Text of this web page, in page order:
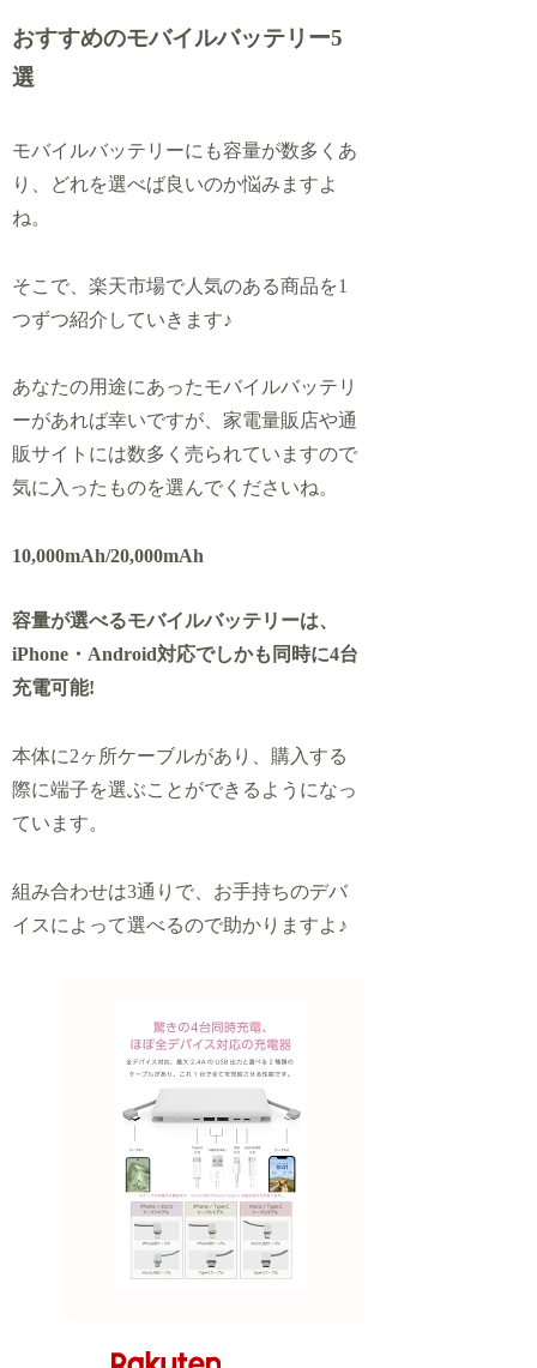
おすすめのモバイルバッテリー5
選
モバイルバッテリーにも容量が数多くあ
り、どれを選べば良いのか悩みますよ
ね。
そこで、楽天市場で人気のある商品を1
つずつ紹介していきます♪
あなたの用途にあったモバイルバッテリ
ーがあれば幸いですが、家電量販店や通
販サイトには数多く売られていますので
気に入ったものを選んでくださいね。
10,000mAh/20,000mAh
容量が選べるモバイルバッテリーは、
iPhone・Android対応でしかも同時に4台
充電可能!
本体に2ヶ所ケーブルがあり、購入する
際に端子を選ぶことができるようになっ
ています。
組み合わせは3通りで、お手持ちのデバ
イスによって選べるので助かりますよ♪